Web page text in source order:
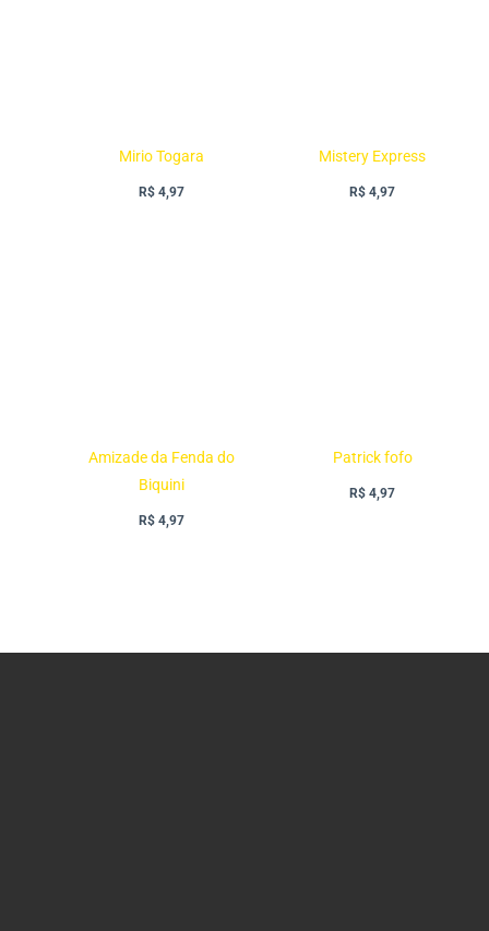
Mirio Togara
R$4,97
Mistery Express
R$ 4,97
Amizade da Fenda do
Biquini
R$4,97
Patrick fofo
R$ 4,97